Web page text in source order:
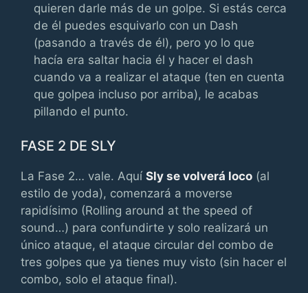
quieren darle más de un golpe. Si estás cerca
de él puedes esquivarlo con un Dash
(pasando a través de él), pero yo lo que
hacía era saltar hacia él y hacer el dash
cuando va a realizar el ataque (ten en cuenta
que golpea incluso por arriba), le acabas
pillando el punto.
FASE 2 DE SLY
La Fase 2… vale. Aquí Sly se volverá loco (al
estilo de yoda), comenzará a moverse
rapidísimo (Rolling around at the speed of
sound…) para confundirte y solo realizará un
único ataque, el ataque circular del combo de
tres golpes que ya tienes muy visto (sin hacer el
combo, solo el ataque final).